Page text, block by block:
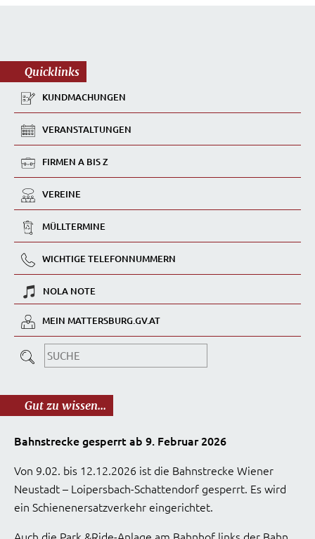
Quicklinks
KUNDMACHUNGEN
VERANSTALTUNGEN
FIRMEN A BIS Z
VEREINE
MÜLLTERMINE
WICHTIGE TELEFONNUMMERN
NOLA NOTE
MEIN MATTERSBURG.GV.AT
Gut zu wissen...
Bahnstrecke gesperrt ab 9. Februar 2026
Von 9.02. bis 12.12.2026 ist die Bahnstrecke Wiener
Neustadt – Loipersbach-Schattendorf gesperrt. Es wird
ein Schienenersatzverkehr eingerichtet.